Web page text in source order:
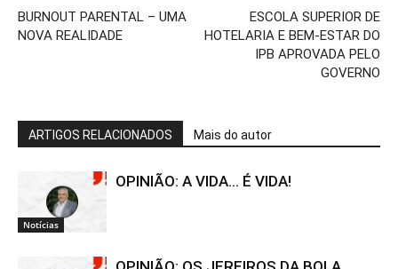
BURNOUT PARENTAL – UMA
NOVA REALIDADE
ESCOLA SUPERIOR DE
HOTELARIA E BEM-ESTAR DO
IPB APROVADA PELO
GOVERNO
ARTIGOS RELACIONADOS Mais do autor
Notícias
OPINIÃO: A VIDA… É VIDA!